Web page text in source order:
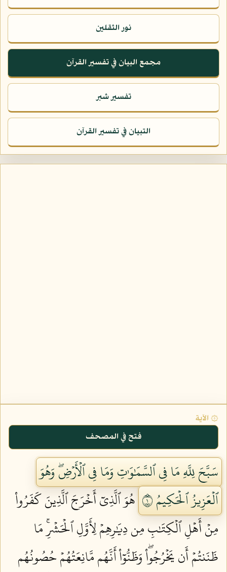
نور الثقلين
مجمع البيان في تفسير القرآن
تفسير شبر
التبيان في تفسير القرآن
۞ الآية
فتح في المصحف
سَبَّحَ لِلَّهِ مَا فِي ٱلسَّمَٰوَٰتِ وَمَا فِي ٱلۡأَرۡضِۖ وَهُوَ
ٱلۡعَزِيزُ ٱلۡحَكِيمُ ١
هُوَ ٱلَّذِيٓ أَخۡرَجَ ٱلَّذِينَ كَفَرُواْ
مِنۡ أَهۡلِ ٱلۡكِتَٰبِ مِن دِيَٰرِهِمۡ لِأَوَّلِ ٱلۡحَشۡرِۚ مَا
ظَنَنتُمۡ أَن يَخۡرُجُواْۖ وَظَنُّوٓاْ أَنَّهُم مَّانِعَتُهُمۡ حُصُونُهُم